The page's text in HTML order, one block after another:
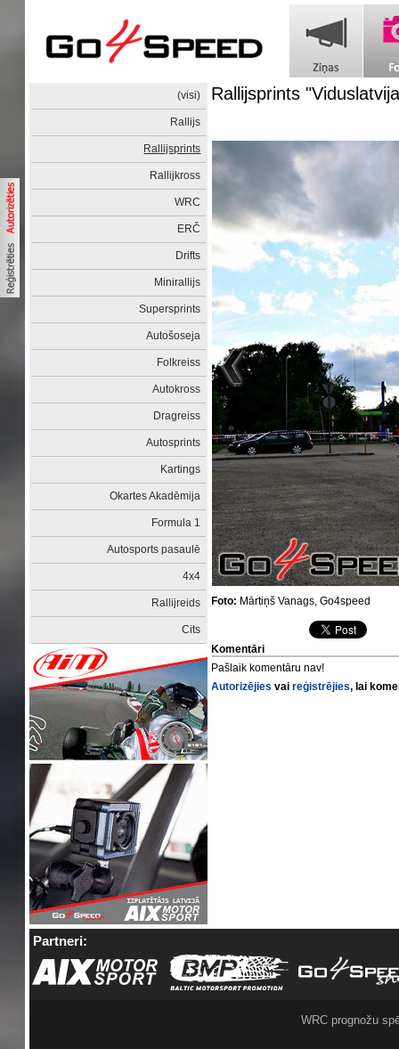
(visi)
Rallijs
Rallijsprints
Rallijkross
WRC
ERČ
Drifts
Minirallijs
Supersprints
Autošoseja
Folkreiss
Autokross
Dragreiss
Autosprints
Kartings
Okartes Akadēmija
Formula 1
Autosports pasaulē
4x4
Rallijreids
Cits
Rallijsprints
Foto: Mārtiņš Vanags, Go4speed
Komentāri
Pašlaik komentāru nav!
Autorizējies vaireģistrējies, lai
Partneri:
WRC prognožu